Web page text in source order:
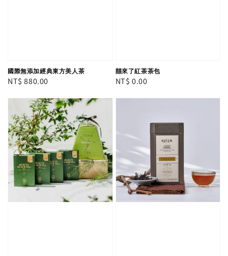
國際無添加經典東方美人茶
Regular
NT$ 880.00
囍來了紅茶茶包
Regular
NT$ 0.00